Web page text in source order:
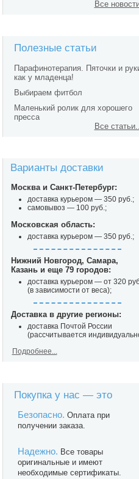
Все
Полезные статьи
Парафинотерапия. Пяточки и
как у младенца!
Выбираем фитбол
Маленький ролик для хорошего
пресса
Все
Варианты доставки
Москва и Санкт-Петербург:
доставка курьером — 350 руб.;
самовывоз — 100 руб.;
Московская область:
доставка курьером — 350 руб.;
Нижний Новгород, Самара,
Казань и еще 79 городов:
доставка курьером — от 320
(в зависимости от веса);
Доставка в другие регионы:
доставка Почтой России
(рассчитывается
Подробнее...
Покупка у нас — это
Безопасно. Оплата при
получении заказа.
Надежно. Все товары
оригинальные и имеют
необходимые сертификаты.